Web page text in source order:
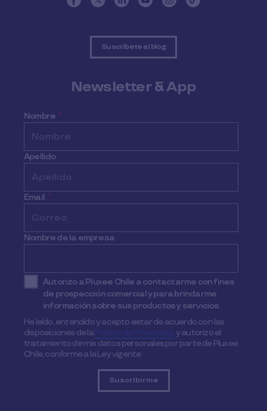
Suscríbete al blog
Newsletter & App
Nombre *
Apellido
Email *
Nombre de la empresa
Autorizo a Pluxee Chile a contactarme con fines
de prospección comercial y para brindarme
información sobre sus productos y servicios.
He leído, entendido y acepto estar de acuerdo con las
disposiciones de laPolítica de Privacidad,y autorizo el
tratamiento de mis datos personales por parte de Pluxee
Chile, conforme a la Ley vigente